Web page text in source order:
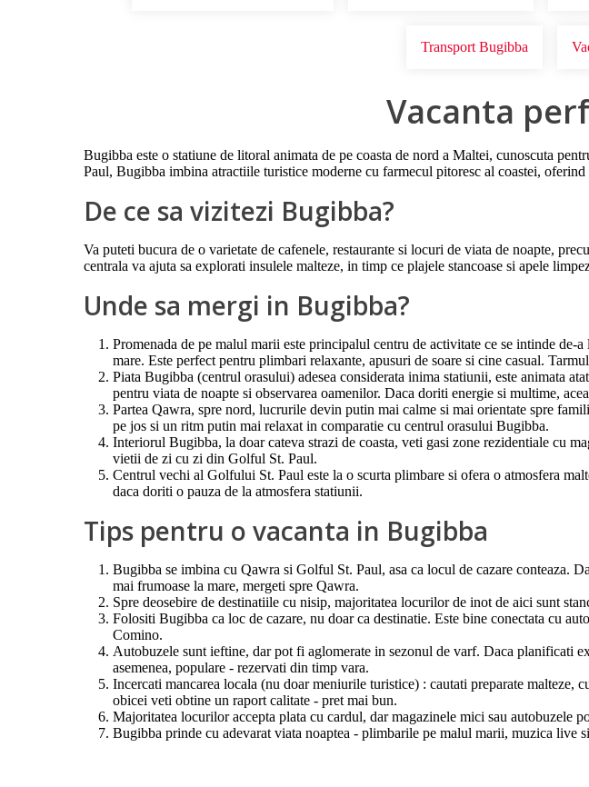
Transport Bugibba
Vacanta
Bugibba este o statiune de litoral animata de pe coasta de nord a Maltei, cunoscuta
Paul, Bugibba imbina atractiile turistice moderne cu farmecul pitoresc al coastei,
De ce sa vizitezi Bugibba?
Va puteti bucura de o varietate de cafenele, restaurante si locuri de viata de noapte,
centrala va ajuta sa explorati insulele malteze, in timp ce plajele stancoase si apele
Unde sa mergi in Bugibba?
Promenada de pe malul marii este principalul centru de activitate ce se intinde
mare. Este perfect pentru plimbari relaxante, apusuri de soare si cine casual.
Piata Bugibba (centrul orasului) adesea considerata inima statiunii, este animata
pentru viata de noapte si observarea oamenilor. Daca doriti energie si multime,
Partea Qawra, spre nord, lucrurile devin putin mai calme si mai orientate spre
pe jos si un ritm putin mai relaxat in comparatie cu centrul orasului Bugibba.
Interiorul Bugibba, la doar cateva strazi de coasta, veti gasi zone rezidentiale cu
vietii de zi cu zi din Golful St. Paul.
Centrul vechi al Golfului St. Paul este la o scurta plimbare si ofera o atmosfera
daca doriti o pauza de la atmosfera statiunii.
Tips pentru o vacanta in Bugibba
Bugibba se imbina cu Qawra si Golful St. Paul, asa ca locul de cazare conteaza.
mai frumoase la mare, mergeti spre Qawra.
Spre deosebire de destinatiile cu nisip, majoritatea locurilor de inot de aici sunt
Folositi Bugibba ca loc de cazare, nu doar ca destinatie. Este bine conectata cu
Comino.
Autobuzele sunt ieftine, dar pot fi aglomerate in sezonul de varf. Daca planificati
asemenea, populare - rezervati din timp vara.
Incercati mancarea locala (nu doar meniurile turistice) : cautati preparate malteze,
obicei veti obtine un raport calitate - pret mai bun.
Majoritatea locurilor accepta plata cu cardul, dar magazinele mici sau autobuzele
Bugibba prinde cu adevarat viata noaptea - plimbarile pe malul marii, muzica live